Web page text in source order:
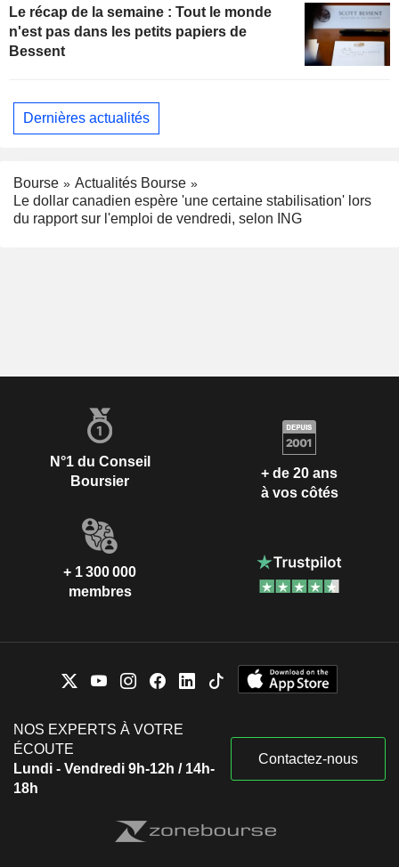
Le récap de la semaine : Tout le monde
n'est pas dans les petits papiers de
Bessent
Dernières actualités
Bourse
Actualités Bourse
Le dollar canadien espère 'une certaine stabilisation' lors
du rapport sur l'emploi de vendredi, selon ING
N°1 du Conseil
Boursier
+ de 20 ans
à vos côtés
+ 1 300 000
membres
NOS EXPERTS À VOTRE
ÉCOUTE
Lundi - Vendredi 9h-12h / 14h-
18h
Contactez-nous